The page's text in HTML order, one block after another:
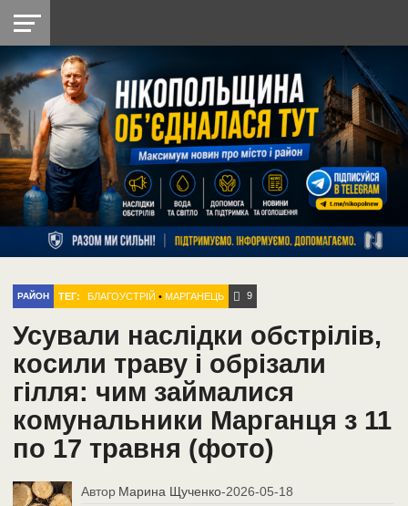
НІКОПОЛЬ
РАЙОН
СІЧЕСЛАВСЬКА
УКРАЇНА
РЕТРО
НІКОПОЛЬ
ЛАЙТ
УКРАЇНА
ДОПОМОГА
РАДІО
РАЙОН ТЕГ: БЛАГОУСТРІЙ •МАРГАНЕЦЬ 9
Усували наслідки обстрілів,
косили траву і обрізали
гілля: чим займалися
комунальники Марганця з 11
по 17 травня (фото)
Автор Марина Щученко-2026-05-18